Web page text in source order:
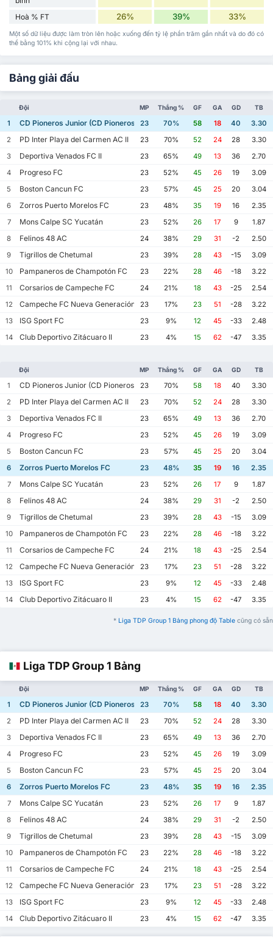
Hoà % FT 26% 39% 33%
Một số dữ liệu được làm tròn lên hoặc xuống đến tỷ lệ phần trăm gần nhất và do đó có
thể bằng 101% khi cộng lại với nhau.
Bảng giải đấu
Đội MP Thắng % GF GA GD TB
1 CD Pioneros Junior (CD Pioneros de Cancún II)
23 70% 58 18 40
3.30
2
PD Inter Playa del Carmen AC II 23 70% 52 24 28
3.30
3
Deportiva Venados FC II 23 65% 49 13 36
2.70
4
Progreso FC 23 52% 45 26 19
3.09
5
Boston Cancun FC 23 57% 45 25 20
3.04
6
Zorros Puerto Morelos FC 23 48% 35 19 16
2.35
7
Mons Calpe SC Yucatán 23 52% 26 17 9
1.87
8
Felinos 48 AC 24 38% 29 31 -2
2.50
9
Tigrillos de Chetumal 23 39% 28 43 -15
3.09
10
Pampaneros de Champotón FC 23 22% 28 46 -18
3.22
11
Corsarios de Campeche FC 24 21% 18 43 -25
2.54
12
Campeche FC Nueva Generación 23 17% 23 51 -28
3.22
13
ISG Sport FC 23 9% 12 45 -33
2.48
14
Club Deportivo Zitácuaro II 23 4% 15 62 -47 3.35
Đội MP Thắng % GF GA GD TB
1 CD Pioneros Junior (CD Pioneros de Cancún II)
23 70% 58 18 40
3.30
2
PD Inter Playa del Carmen AC II 23 70% 52 24 28
3.30
3
Deportiva Venados FC II 23 65% 49 13 36
2.70
4
Progreso FC 23 52% 45 26 19
3.09
5
Boston Cancun FC 23 57% 45 25 20
3.04
6
Zorros Puerto Morelos FC 23 48% 35 19 16
2.35
7
Mons Calpe SC Yucatán 23 52% 26 17 9
1.87
8
Felinos 48 AC 24 38% 29 31 -2
2.50
9
Tigrillos de Chetumal 23 39% 28 43 -15
3.09
10
Pampaneros de Champotón FC 23 22% 28 46 -18
3.22
11
Corsarios de Campeche FC 24 21% 18 43 -25
2.54
12
Campeche FC Nueva Generación 23 17% 23 51 -28
3.22
13
ISG Sport FC 23 9% 12 45 -33
2.48
14
Club Deportivo Zitácuaro II 23 4% 15 62 -47 3.35
* Liga TDP Group 1 Bảng phong độ Table cũng có sẵn
Liga TDP Group 1 Bảng
Đội MP Thắng % GF GA GD TB
1 CD Pioneros Junior (CD Pioneros de Cancún II)
23 70% 58 18 40
3.30
2
PD Inter Playa del Carmen AC II 23 70% 52 24 28
3.30
3
Deportiva Venados FC II 23 65% 49 13 36
2.70
4
Progreso FC 23 52% 45 26 19
3.09
5
Boston Cancun FC 23 57% 45 25 20
3.04
6
Zorros Puerto Morelos FC 23 48% 35 19 16
2.35
7
Mons Calpe SC Yucatán 23 52% 26 17 9
1.87
8
Felinos 48 AC 24 38% 29 31 -2
2.50
9
Tigrillos de Chetumal 23 39% 28 43 -15
3.09
10
Pampaneros de Champotón FC 23 22% 28 46 -18
3.22
11
Corsarios de Campeche FC 24 21% 18 43 -25
2.54
12
Campeche FC Nueva Generación 23 17% 23 51 -28
3.22
13
ISG Sport FC 23 9% 12 45 -33
2.48
14
Club Deportivo Zitácuaro II 23 4% 15 62 -47 3.35